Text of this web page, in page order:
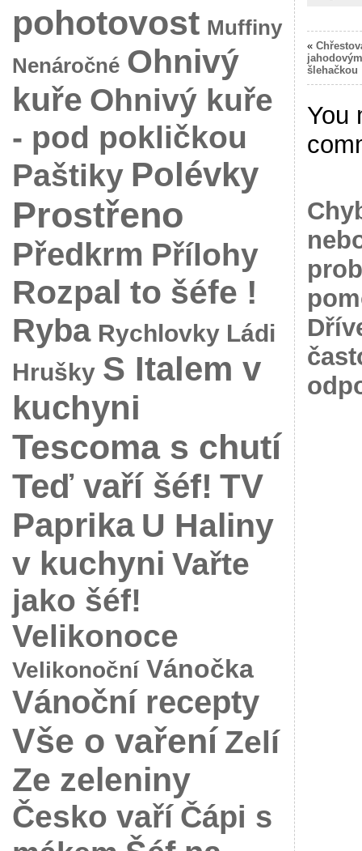
pohotovost Muffiny
Nenáročné Ohnivý
kuře Ohnivý kuře
- pod pokličkou
Paštiky Polévky
Prostřeno
Předkrm Přílohy
Rozpal to šéfe !
Ryba Rychlovky Ládi
Hrušky S Italem v
kuchyni
Tescoma s chutí
Teď vaří šéf! TV
Paprika U Haliny
v kuchyni Vařte
jako šéf!
Velikonoce
Velikonoční Vánočka
Vánoční recepty
Vše o vaření Zelí
Ze zeleniny
Česko vaří Čápi s
«
šlehačkou
You